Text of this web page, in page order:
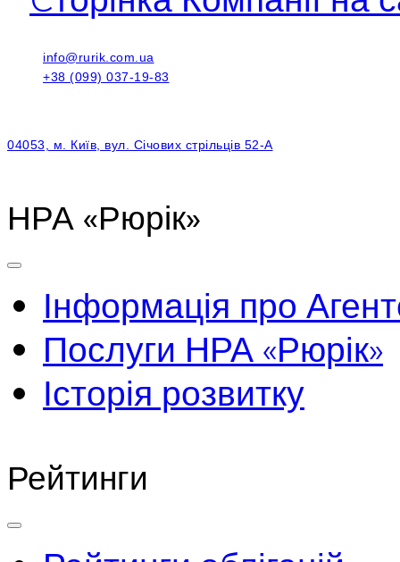
info@rurik.com.ua
+38 (099) 037-19-83
04053, м. Київ, вул. Січових стрільців 52-А
НРА «Рюрік»
Інформація про
Послуги НРА «Рюрік»
Історія розвитку
Рейтинги